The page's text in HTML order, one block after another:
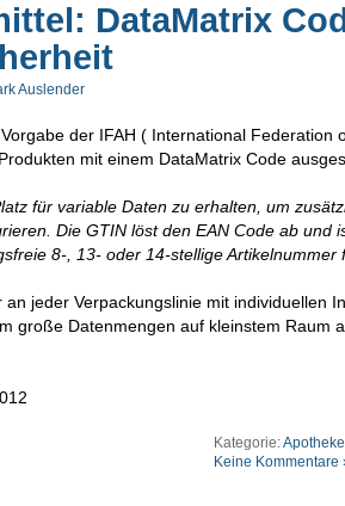
DataMatrix
Auslender
der IFAH ( International Federation
mit einem DataMatrix Code
für variable Daten zu erhalten, um
Die GTIN löst den EAN Code ab und
8-, 13- oder 14-stellige Artikelnummer
jeder Verpackungslinie mit individuellen
große Datenmengen auf kleinstem Raum
Kategorie:
Keine Kommentare